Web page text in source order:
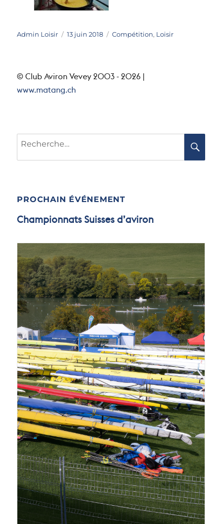
Auteur
Admin Loisir
Publié
13 juin 2018 Catégories
Compétition, Loisir
© Club Aviron Vevey 2003 - 2026 |
www.matang.ch
Recherche
PROCHAIN ÉVÉNEMENT
Championnats Suisses d’aviron